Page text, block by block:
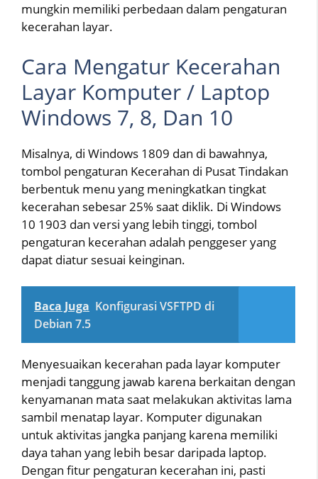
mungkin memiliki perbedaan dalam pengaturan
kecerahan layar.
Cara Mengatur Kecerahan
Layar Komputer / Laptop
Windows 7, 8, Dan 10
Misalnya, di Windows 1809 dan di bawahnya,
tombol pengaturan Kecerahan di Pusat Tindakan
berbentuk menu yang meningkatkan tingkat
kecerahan sebesar 25% saat diklik. Di Windows
10 1903 dan versi yang lebih tinggi, tombol
pengaturan kecerahan adalah penggeser yang
dapat diatur sesuai keinginan.
Baca Juga Konfigurasi VSFTPD di
Debian 7.5
Menyesuaikan kecerahan pada layar komputer
menjadi tanggung jawab karena berkaitan dengan
kenyamanan mata saat melakukan aktivitas lama
sambil menatap layar. Komputer digunakan
untuk aktivitas jangka panjang karena memiliki
daya tahan yang lebih besar daripada laptop.
Dengan fitur pengaturan kecerahan ini, pasti